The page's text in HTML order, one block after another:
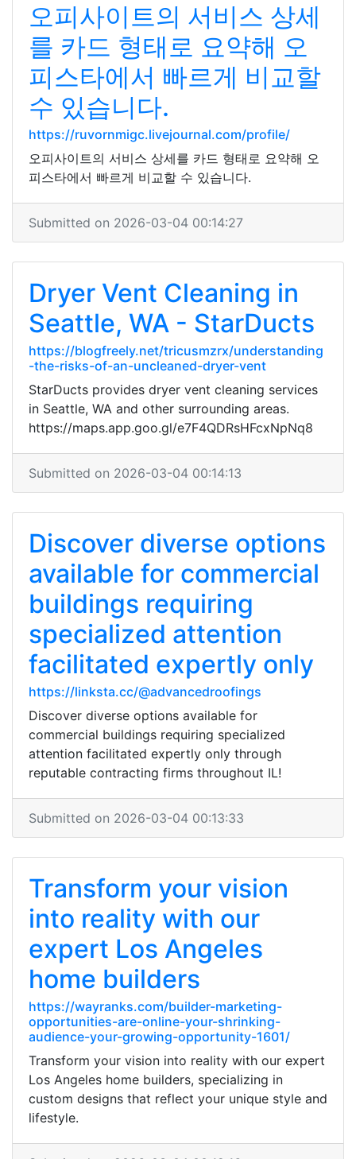
오피사이트의 서비스 상세
를 카드 형태로 요약해 오
피스타에서 빠르게 비교할
수 있습니다.
https://ruvornmigc.livejournal.com/profile/
오피사이트의 서비스 상세를 카드 형태로 요약해 오
피스타에서 빠르게 비교할 수 있습니다.
Submitted on 2026-03-04 00:14:27
Dryer Vent Cleaning in
Seattle, WA - StarDucts
https://blogfreely.net/tricusmzrx/understanding
-the-risks-of-an-uncleaned-dryer-vent
StarDucts provides dryer vent cleaning services
in Seattle, WA and other surrounding areas.
https://maps.app.goo.gl/e7F4QDRsHFcxNpNq8
Submitted on 2026-03-04 00:14:13
Discover diverse options
available for commercial
buildings requiring
specialized attention
facilitated expertly only
https://linksta.cc/@advancedroofings
Discover diverse options available for
commercial buildings requiring specialized
attention facilitated expertly only through
reputable contracting firms throughout IL!
Submitted on 2026-03-04 00:13:33
Transform your vision
into reality with our
expert Los Angeles
home builders
https://wayranks.com/builder-marketing-
opportunities-are-online-your-shrinking-
audience-your-growing-opportunity-1601/
Transform your vision into reality with our expert
Los Angeles home builders, specializing in
custom designs that reflect your unique style and
lifestyle.